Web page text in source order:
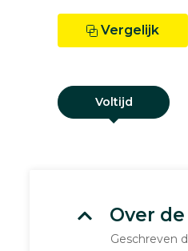
Vergelijk
Voltijd
Over
Geschreven